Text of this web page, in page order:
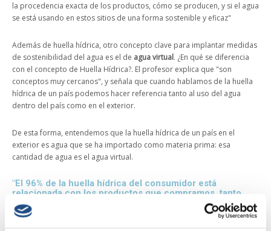
la procedencia exacta de los productos, cómo se producen, y si el agua
se está usando en estos sitios de una forma sostenible y eficaz"
Además de huella hídrica, otro concepto clave para implantar medidas
de sostenibilidad del agua es el de agua virtual. ¿En qué se diferencia
con el concepto de Huella Hídrica?. El profesor explica que "son
conceptos muy cercanos", y señala que cuando hablamos de la huella
hídrica de un país podemos hacer referencia tanto al uso del agua
dentro del país como en el exterior.
De esta forma, entendemos que la huella hídrica de un país en el
exterior es agua que se ha importado como materia prima: esa
cantidad de agua es el agua virtual.
"El 96% de la huella hídrica del consumidor está
relacionada con los productos que compramos, tanto
industriales como agrícolas"